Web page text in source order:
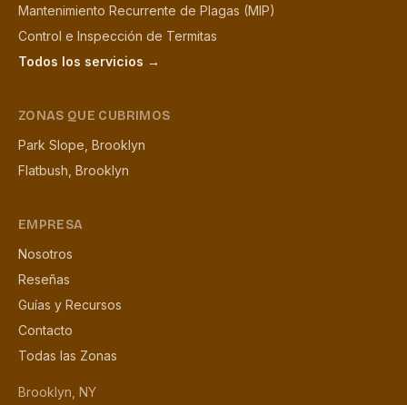
Mantenimiento Recurrente de Plagas (MIP)
Control e Inspección de Termitas
Todos los servicios →
ZONAS QUE CUBRIMOS
Park Slope, Brooklyn
Flatbush, Brooklyn
EMPRESA
Nosotros
Reseñas
Guías y Recursos
Contacto
Todas las Zonas
Brooklyn, NY